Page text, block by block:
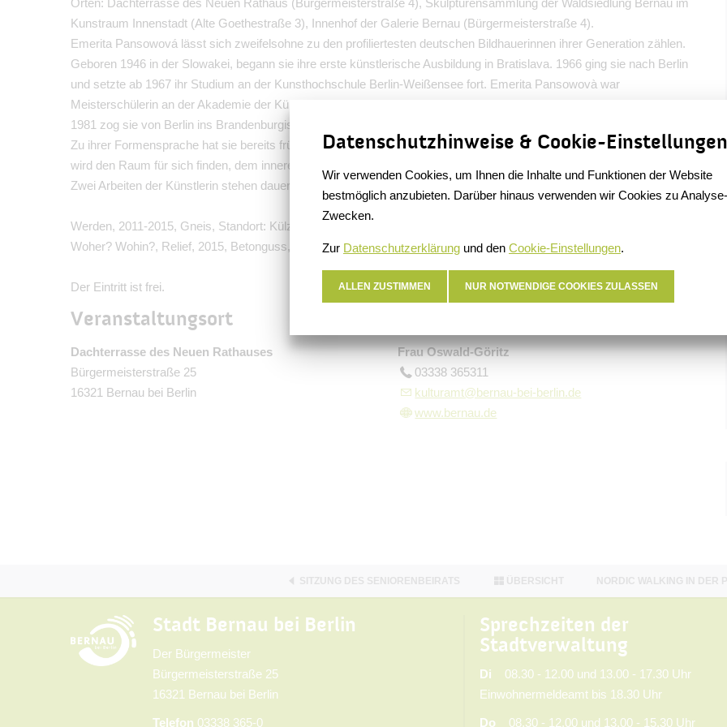
Orten: Dachterrasse des Neuen Rathaus (Bürgermeisterstraße 4), Skulpturensammlung der Waldsiedlung Bernau im
Kunstraum Innenstadt (Alte Goethestraße 3), Innenhof der Galerie Bernau (Bürgermeisterstraße 4).
Emerita Pansowová lässt sich zweifelsohne zu den profiliertesten deutschen Bildhauerinnen ihrer Generation zählen.
Geboren 1946 in der Slowakei, begann sie ihre erste künstlerische Ausbildung in Bratislava. 1966 ging sie nach Berlin
und setzte ab 1967 ihr Studium an der Kunsthochschule Berlin-Weißensee fort. Emerita Pansowovà war
Meisterschülerin an der Akademie der Künste der DDR bei Ludwig Engelhardt. Seit 1977 arbeitet sie freischaffend.
1981 zog sie von Berlin ins Brandenburgische Prenden, das knapp zehn Jahre später auch ihr Wohnort wird.
Zu ihrer Formensprache hat sie bereits früh gefunden: Strenge, Zurückhaltung, Klarheit. Der Betrachter ihrer Werke
wird den Raum für sich finden, dem inneren Wesen, seiner Verletzlichkeit, Berührbarkeit nachspüren zu können.
Zwei Arbeiten der Künstlerin stehen dauerhaft im Bernauer Stadtraum:
Werden, 2011-2015, Gneis, Standort: Külzpark, an der historischen Stadtmauer/am Steintor
Woher? Wohin?, Relief, 2015, Betonguss, Standort: Dachterrasse Neues Rathaus
Der Eintritt ist frei.
Veranstaltungsort
Dachterrasse des Neuen Rathauses
Bürgermeisterstraße 25
16321 Bernau bei Berlin
Frau Oswald-Göritz
03338 365311
kulturamt@bernau-bei-berlin.de
www.bernau.de
SITZUNG DES SENIORENBEIRATS ÜBERSICHT NORDIC WALKING IN DER
Stadt Bernau bei Berlin
Der Bürgermeister
Bürgermeisterstraße 25
16321 Bernau bei Berlin
Telefon 03338 365-0
Sprechzeiten der
Stadtverwaltung
Di 08.30 - 12.00 und 13.00 - 17.30 Uhr
Einwohnermeldeamt bis 18.30 Uhr
Do 08.30 - 12.00 und 13.00 - 15.30 Uhr
Datenschutzhinweise & Cookie-Einstellungen
Wir verwenden Cookies, um Ihnen die Inhalte und Funktionen der Website
bestmöglich anzubieten. Darüber hinaus verwenden wir Cookies zu Analyse-
Zwecken.
Zur Datenschutzerklärung und den Cookie-Einstellungen.
ALLEN ZUSTIMMEN NUR NOTWENDIGE COOKIES ZULASSEN